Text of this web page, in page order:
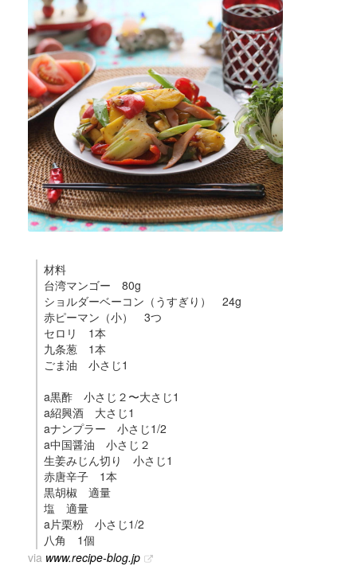
材料
台湾マンゴー 80g
ショルダーベーコン（うすぎり） 24g
赤ピーマン（小） 3つ
セロリ 1本
九条葱 1本
ごま油 小さじ1
a黒酢 小さじ２〜大さじ1
a紹興酒 大さじ1
aナンプラー 小さじ1/2
a中国醤油 小さじ２
生姜みじん切り 小さじ1
赤唐辛子 1本
黒胡椒 適量
塩 適量
a片栗粉 小さじ1/2
八角 1個
via www.recipe-blog.jp